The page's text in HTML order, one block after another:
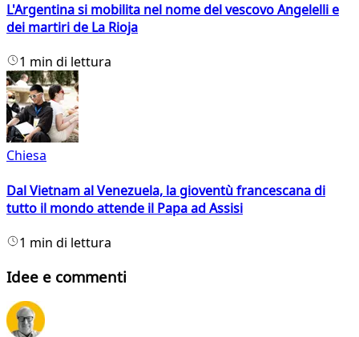
L'Argentina si mobilita nel nome del vescovo Angelelli e
dei martiri de La Rioja
1 min di lettura
Chiesa
Dal Vietnam al Venezuela, la gioventù francescana di
tutto il mondo attende il Papa ad Assisi
1 min di lettura
Idee e commenti